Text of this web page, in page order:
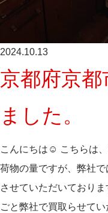
2024.10.13
京都府京都
ました。
こんにちは☺ こちらは
荷物の量ですが、弊社
させていただいており
ごと弊社で買取らせて